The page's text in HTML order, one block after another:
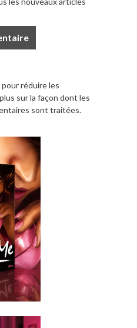
réduire les
sur la façon dont les
sont traitées.